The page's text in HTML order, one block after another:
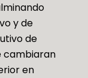
y de
de
cambiaran
en